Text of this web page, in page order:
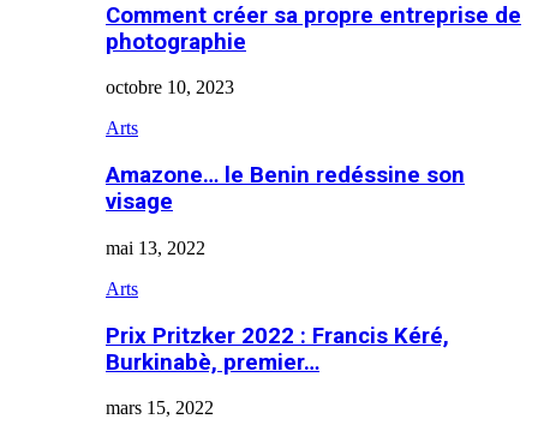
Comment créer sa propre entreprise de
photographie
octobre 10, 2023
Arts
Amazone… le Benin redéssine son
visage
mai 13, 2022
Arts
Prix Pritzker 2022 : Francis Kéré,
Burkinabè, premier…
mars 15, 2022